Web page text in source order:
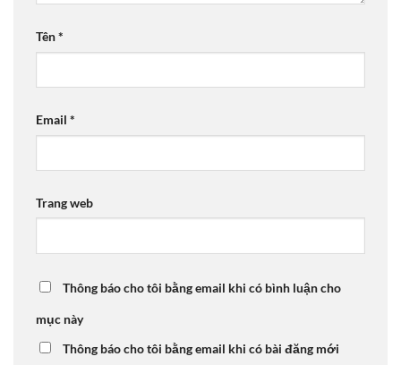
Tên*
Email *
Trang web
Thông báo cho tôi bằng email khi có bình luận cho
mục này
Thông báo cho tôi bằng email khi có bài đăng mới